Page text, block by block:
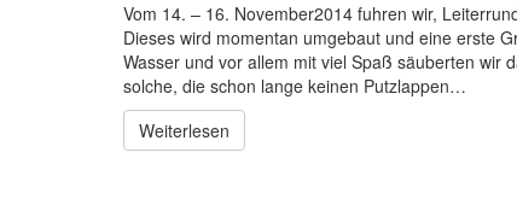
Vom 14. – 16. November2014 fuhren wir,
Dieses wird momentan umgebaut und eine erste
Wasser und vor allem mit viel Spaß säuberten wir
solche, die schon lange keinen Putzlappen…
Weiterlesen